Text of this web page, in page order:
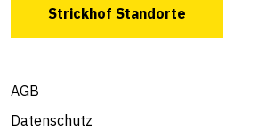
Strickhof Standorte
AGB
Datenschutz